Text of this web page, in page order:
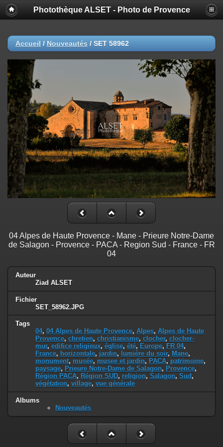
Photothèque ALSET - Photo de Provence
Accueil / Nouveautés / SET 58962
04 Alpes de Haute Provence - Mane - Prieure Notre-Dame
de Salagon - Provence - PACA - Region Sud - France - FR
04
Auteur
Ziad ALSET
Fichier
SET_58962.JPG
Tags
04, 04 Alpes de Haute Provence, Alpes, Alpes de Haute
Provence, chretien, christianisme, clocher, clocher-
mur, edifice religieux, église, été, Europe, FR 04,
France, horizontale, jardin, lumière du soir, Mane,
monument, musée, musee et jardin, PACA, patrimoine,
paysage, Prieure Notre-Dame de Salagon, Provence,
Région PACA, Région SUD, religion, Salagon, Sud ,
végétation, village, vue générale
Albums
Nouveautés